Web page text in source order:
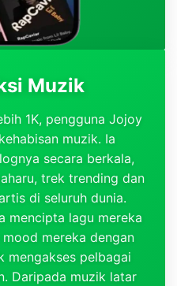
Muzik
1K, pengguna Jojoy
muzik. Ia
secara berkala,
trek trending dan
di seluruh dunia.
mencipta lagu mereka
mereka dengan
mengakses pelbagai
Daripada muzik latar